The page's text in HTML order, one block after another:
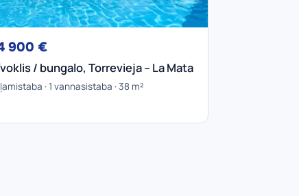
900 €
/ bungalo, Torrevieja – La Mata
· 1 vannasistaba · 38 m²